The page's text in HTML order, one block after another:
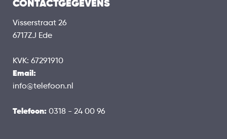
CONTACTGEGEVENS
Visserstraat 26
6717ZJ Ede
KVK: 67291910
Email:
info@telefoon.nl
Telefoon: 0318 - 24 00 96